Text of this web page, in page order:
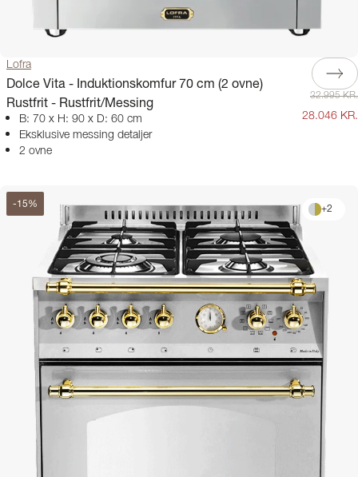
Lofra
Dolce Vita - Induktionskomfur 70 cm (2 ovne)
Rustfrit - Rustfrit/Messing
B: 70 x H: 90 x D: 60 cm
Eksklusive messing detaljer
2 ovne
32.995 KR.
28.046 KR.
-15% +2